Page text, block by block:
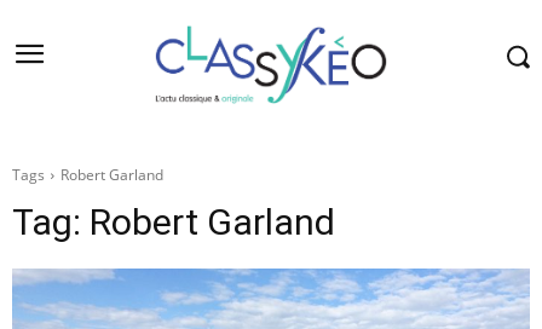
Tags Robert Garland
Tag: Robert Garland